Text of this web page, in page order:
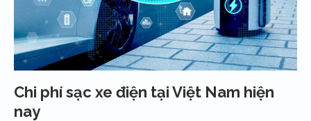
Chi phí sạc xe điện tại Việt Nam hiện
nay